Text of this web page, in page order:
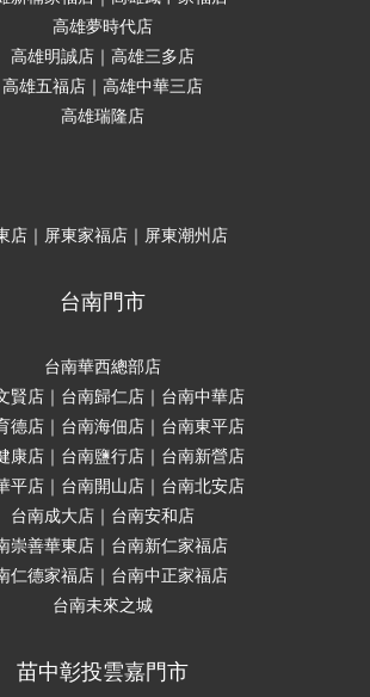
高雄夢時代店
高雄明誠店｜高雄三多店
高雄五福店｜高雄中華三店
高雄瑞隆店
店｜屏東家福店｜屏東潮州店
台南門市
台南華西總部店
賢店｜台南歸仁店｜台南中華店
德店｜台南海佃店｜台南東平店
康店｜台南鹽行店｜台南新營店
平店｜台南開山店｜台南北安店
台南成大店｜台南安和店
崇善華東店｜台南新仁家福店
仁德家福店｜台南中正家福店
台南未來之城
苗中彰投雲嘉門市